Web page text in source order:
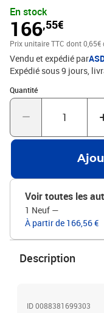
2,6 kg.• Plus produit : 2
Li-Ion 18V / 14,4V.
MAK3475 (Batterie
V 3 Ah Li-Ion).
En stock
166,55€
Prix unitaire TTC dont 0,65€
Vendu et expédié par
Expédié sous 9 jours
Quantité
Quantité : 1
Voir toutes les
1 Neuf —
À partir de 166,56 €
Description
ID 0088381699303